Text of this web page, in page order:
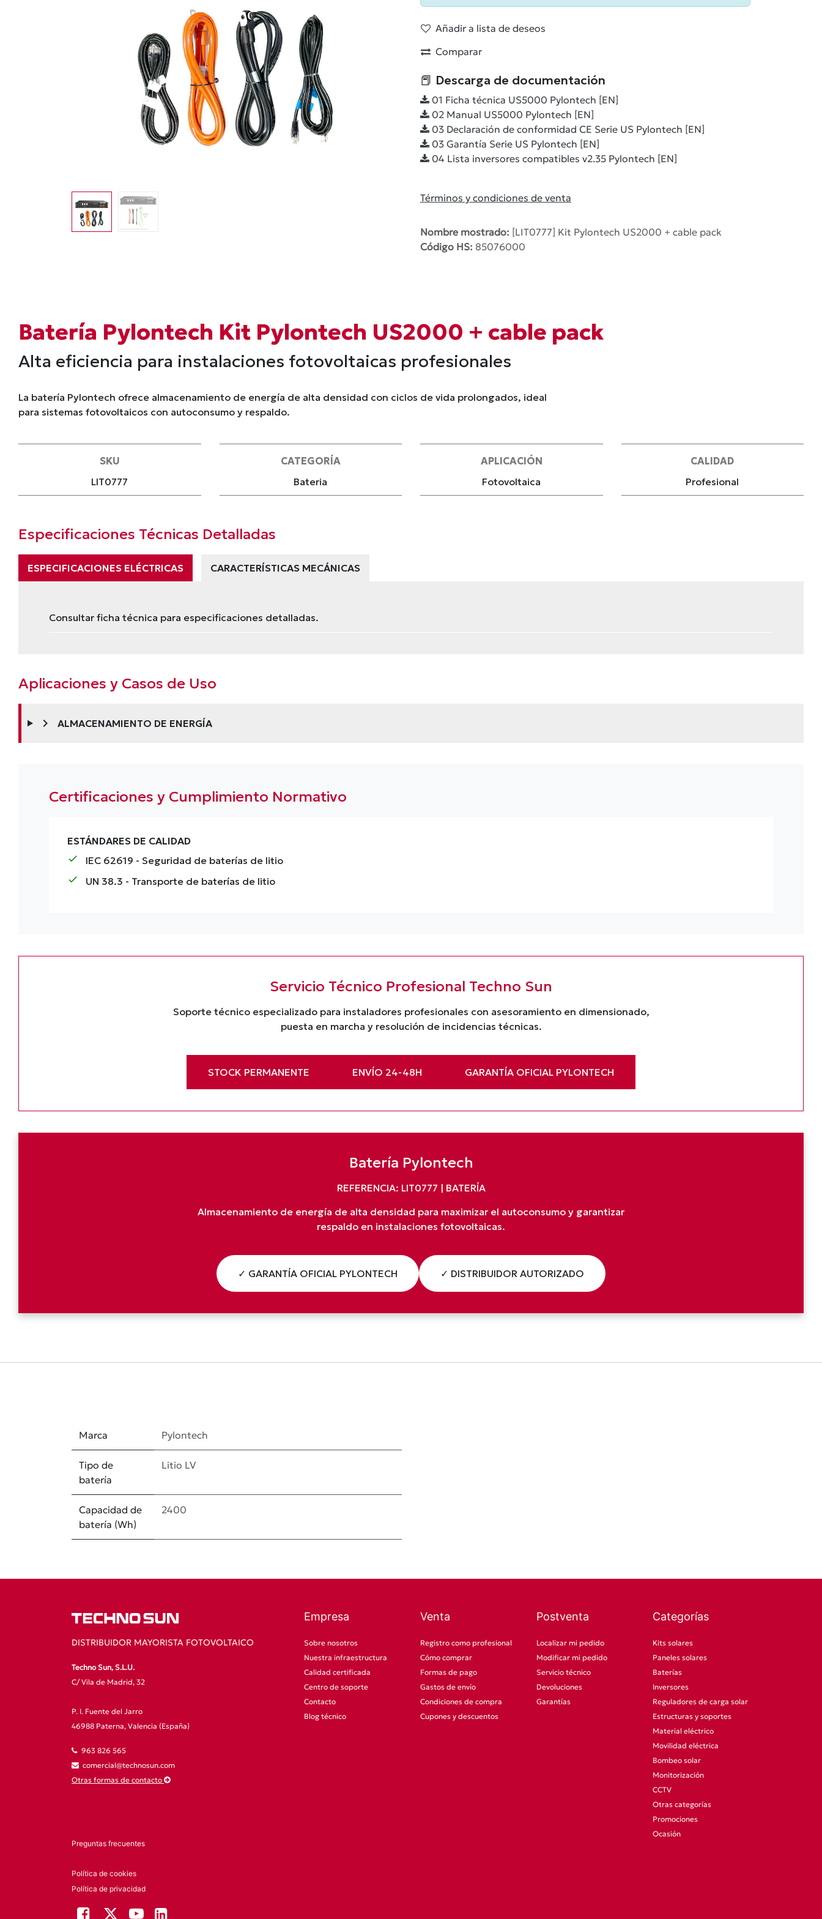
Añadir a lista de deseos
Comparar
📕 Descarga de documentación
01 Ficha técnica US5000 Pylontech [EN]
02 Manual US5000 Pylontech [EN]
03 Declaración de conformidad CE Serie US Pylontech [EN]
03 Garantía Serie US Pylontech [EN]
04 Lista inversores compatibles v2.35 Pylontech [EN]
Términos y condiciones de venta
Nombre mostrado: [LIT0777] Kit Pylontech US2000 + cable pack
Código HS: 85076000
Batería Pylontech Kit Pylontech US2000 + cable pack
Alta eficiencia para instalaciones fotovoltaicas profesionales
La batería Pylontech ofrece almacenamiento de energía de alta densidad con ciclos de vida prolongados, ideal
para sistemas fotovoltaicos con autoconsumo y respaldo.
SKU
LIT0777
CATEGORÍA
Bateria
APLICACIÓN
Fotovoltaica
CALIDAD
Profesional
Especificaciones Técnicas Detalladas
ESPECIFICACIONES ELÉCTRICAS CARACTERÍSTICAS MECÁNICAS
Consultar ficha técnica para especificaciones detalladas.
Aplicaciones y Casos de Uso
chevron_right ALMACENAMIENTO DE ENERGÍA
Certificaciones y Cumplimiento Normativo
ESTÁNDARES DE CALIDAD
check IEC 62619 - Seguridad de baterías de litio
check UN 38.3 - Transporte de baterías de litio
Servicio Técnico Profesional Techno Sun
Soporte técnico especializado para instaladores profesionales con asesoramiento en dimensionado,
puesta en marcha y resolución de incidencias técnicas.
STOCK PERMANENTE ENVÍO 24-48H GARANTÍA OFICIAL PYLONTECH
Batería Pylontech
REFERENCIA: LIT0777 | BATERÍA
Almacenamiento de energía de alta densidad para maximizar el autoconsumo y garantizar
respaldo en instalaciones fotovoltaicas.
✓ GARANTÍA OFICIAL PYLONTECH ✓ DISTRIBUIDOR AUTORIZADO
Marca Pylontech
Tipo de
batería
Litio LV
Capacidad de
batería (Wh)
2400
DISTRIBUIDOR MAYORISTA FOTOVOLTAICO
Techno Sun, S.L.U.
C/ Vila de Madrid, 32
P. I. Fuente del Jarro
46988 Paterna, Valencia (España)
963 826 565
comercial@technosun.com
Otras formas de contacto
Preguntas frecuentes
Política de cookies
Política de privacidad
Empresa
Sobre nosotros
Nuestra infraestructura
Calidad certificada
Centro de soporte
Contacto
Blog técnico
Venta
Registro como profesional
Cómo comprar
Formas de pago
Gastos de envío
Condiciones de compra
Cupones y descuentos
Postventa
Localizar mi pedido
Modificar mi pedido
Servicio técnico
Devoluciones
Garantías
Categorías
Kits solares
Paneles solares
Baterías
Inversores
Reguladores de carga solar
Estructuras y soportes
Material eléctrico
Movilidad eléctrica
Bombeo solar
Monitorización
CCTV
Otras categorías
Promociones
Ocasión